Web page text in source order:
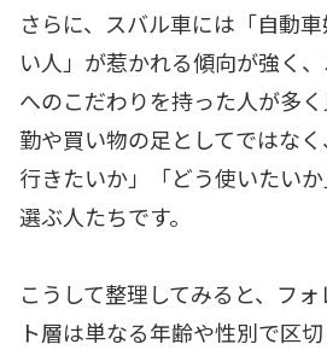
さらに、スバル車には「自動
い人」が惹かれる傾向が強く
へのこだわりを持った人が多
勤や買い物の足としてではな
行きたいか」「どう使いたい
選ぶ人たちです。
こうして整理してみると、フ
ト層は単なる年齢や性別で区